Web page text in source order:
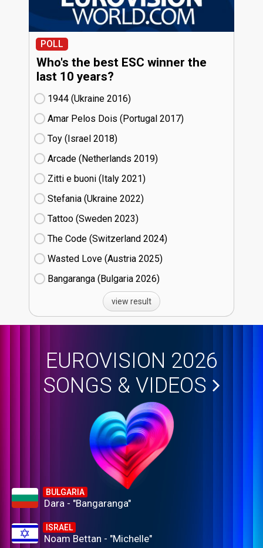
POLL
Who's the best ESC winner the
last 10 years?
1944 (Ukraine
16)
Amar Pelos Dois (Portugal
17)
Toy (Israel
18)
Arcade (Netherlands
19)
Zitti e buoni​ (Italy
21)
Stefania (Ukraine
22)
Tattoo (Sweden
23)
The Code (Switzerland
24)
Wasted Love (Austria
25)
Bangaranga (Bulgaria
26)
view result
EUROVISION 2026
SONGS & VIDEOS
BULGARIA
Dara - "Bangaranga"
ISRAEL
Noam Bettan - "Michelle"